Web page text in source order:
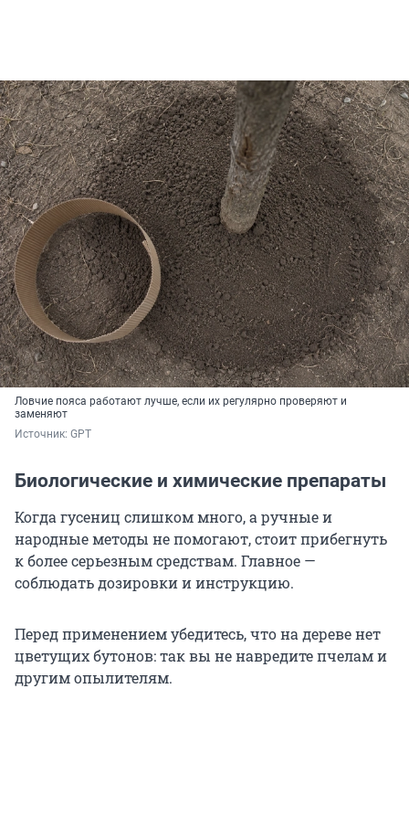
Ловчие пояса работают лучше, если их регулярно проверяют и
заменяют
Источник: GPT
Биологические и химические препараты
Когда гусениц слишком много, а ручные и
народные методы не помогают, стоит прибегнуть
к более серьезным средствам. Главное —
соблюдать дозировки и инструкцию.
Перед применением убедитесь, что на дереве нет
цветущих бутонов: так вы не навредите пчелам и
другим опылителям.